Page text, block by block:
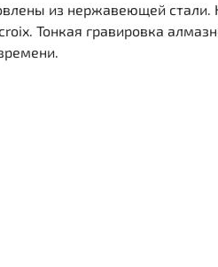
из нержавеющей стали.
Тонкая гравировка